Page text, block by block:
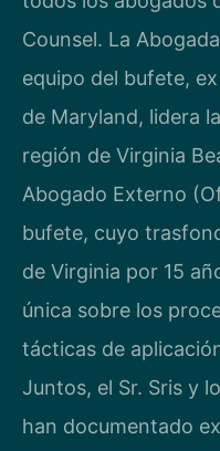
Counsel. La
equipo del bufete,
de Maryland, lidera
región de Virginia
Abogado Externo
bufete, cuyo
de Virginia por 15
única sobre los
tácticas de
Juntos, el Sr. Sris y
han documentado